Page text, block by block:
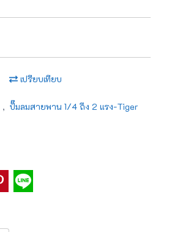
เปรียบเทียบ
, ปั๊มลมสายพาน 1/4 ถึง 2 แรง-Tiger